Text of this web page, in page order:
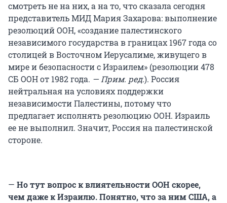
смотреть не на них, а на то, что сказала сегодня
представитель МИД Мария Захарова: выполнение
резолюций ООН, «создание палестинского
независимого государства в границах 1967 года со
столицей в Восточном Иерусалиме, живущего в
мире и безопасности с Израилем» (резолюции 478
СБ ООН от 1982 года. — Прим. ред.). Россия
нейтральная на условиях поддержки
независимости Палестины, потому что
предлагает исполнять резолюцию ООН. Израиль
ее не выполнил. Значит, Россия на палестинской
стороне.
— Но тут вопрос к влиятельности ООН скорее,
чем даже к Израилю. Понятно, что за ним США, а